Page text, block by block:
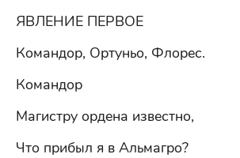
ЯВЛЕНИЕ ПЕРВОЕ
Командор, Ортуньо, Флорес.
Командор
Магистру ордена известно,
Что прибыл я в Альмагро?